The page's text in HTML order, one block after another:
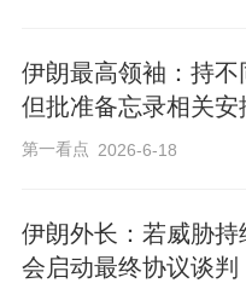
伊朗最高领袖：持不
但批准备忘录相关安
第一看点 2026-6-18
伊朗外长：若威胁持
会启动最终协议谈判